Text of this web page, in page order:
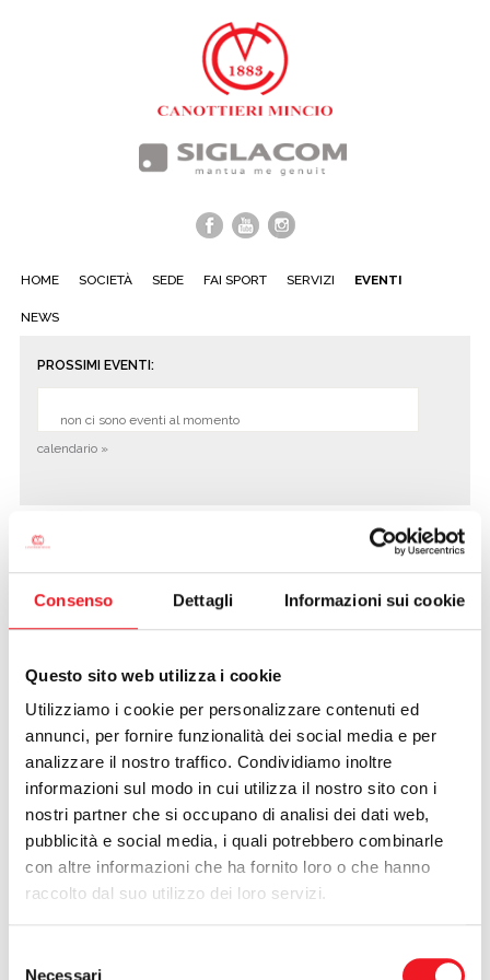
Consenso Dettagli Informazioni sui cookie
Questo sito web utilizza i cookie
Utilizziamo i cookie per personalizzare contenuti ed
annunci, per fornire funzionalità dei social media e per
analizzare il nostro traffico. Condividiamo inoltre
informazioni sul modo in cui utilizza il nostro sito con i
nostri partner che si occupano di analisi dei dati web,
pubblicità e social media, i quali potrebbero combinarle
con altre informazioni che ha fornito loro o che hanno
raccolto dal suo utilizzo dei loro servizi.
Necessari
HOME SOCIETÀ SEDE FAI SPORT SERVIZI EVENTI
NEWS
PROSSIMI EVENTI:
non ci sono eventi al momento
calendario »
Ritorna la canoa sul lago
Superiore